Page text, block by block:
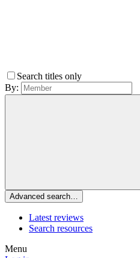
Search titles only
By:
Advanced search…
Latest reviews
Search resources
Menu